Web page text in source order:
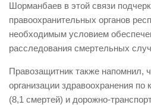
Шорманбаев в этой связи
правоохранительных органов
необходимым условием
расследования смертельных
Правозащитник также напомнил,
организации здравоохранения по
(8,1 смертей) и дорожно-